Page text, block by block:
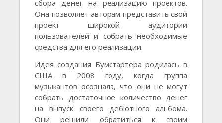
сбора денег на реализацию проектов.
Она позволяет авторам представить свой
проект широкой аудитории
пользователей и собрать необходимые
средства для его реализации.
Идея создания Бумстартера родилась в
США в 2008 году, когда группа
музыкантов осознала, что они не могут
собрать достаточное количество денег
на выпуск своего дебютного альбома.
Они решили обратиться к своим